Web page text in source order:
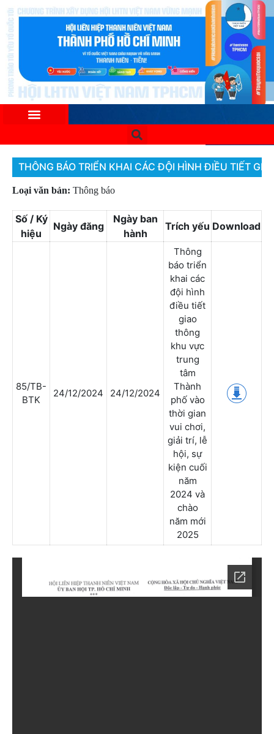
THÔNG BÁO TRIỂN KHAI CÁC ĐỘI HÌNH ĐIỀU TIẾT
Loại văn bản: Thông báo
Số / Ký
hiệu
Ngày đăng
Ngày ban
hành
Trích yếu Download
85/TB-
BTK
24/12/2024 24/12/2024
Thông
báo triển
khai các
đội hình
điều tiết
giao
thông
khu vực
trung
tâm
Thành
phố vào
thời gian
vui chơi,
giải trí, lễ
hội, sự
kiện cuối
năm
2024 và
chào
năm mới
2025